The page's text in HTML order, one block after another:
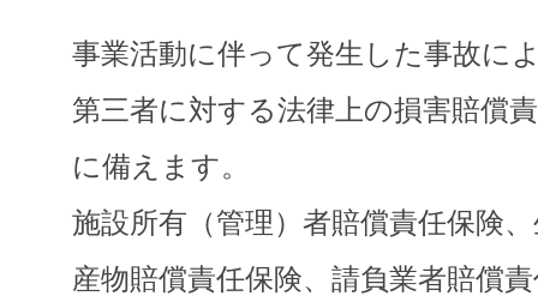
事業活動に伴って発生した事故に
第三者に対する法律上の損害賠償
に備えます。
施設所有（管理）者賠償責任保険
産物賠償責任保険、請負業者賠償